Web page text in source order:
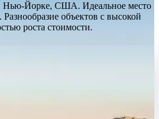
Нью-Йорке, США. Идеальное место
объектов с высокой
роста стоимости.